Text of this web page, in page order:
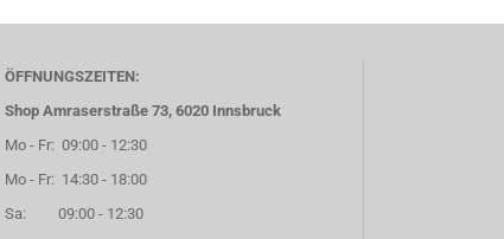
ÖFFNUNGSZEITEN:
Shop Amraserstraße 73, 6020 Innsbruck
Mo - Fr: 09:00 - 12:30
Mo - Fr: 14:30 - 18:00
Sa: 09:00 - 12:30